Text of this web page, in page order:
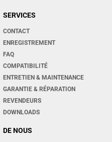
SERVICES
CONTACT
ENREGISTREMENT
FAQ
COMPATIBILITÉ
ENTRETIEN & MAINTENANCE
GARANTIE & RÉPARATION
REVENDEURS
DOWNLOADS
DE NOUS